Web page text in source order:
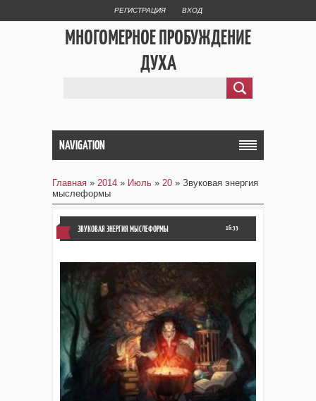
РЕГИСТРАЦИЯ ВХОД
МНОГОМЕРНОЕ ПРОБУЖДЕНИЕ
ДУХА
NAVIGATION
Главная » 2014 » Июль » 20 » Звуковая энергия
мыслеформы
16:33
ЗВУКОВАЯ ЭНЕРГИЯ МЫСЛЕФОРМЫ